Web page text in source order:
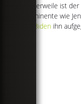
Mittlerweile ist
Prominente wie
Joe Biden ihn